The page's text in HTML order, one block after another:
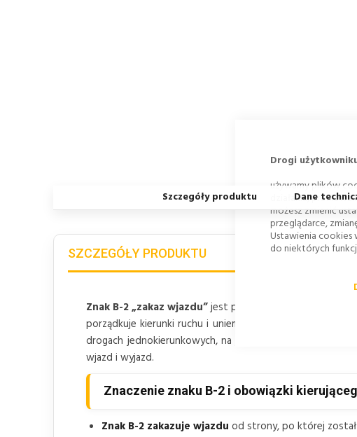
Drogi
używamy plików
działania,
możesz zmienić
przeglądarce,
Ustawienia cookies
do niektórych
Szczegóły produktu Dane
SZCZEGÓŁY PRODUKTU
Znak B-2 „zakaz wjazdu”jest pionowym znakiem
porządkuje kierunki ruchu i uniemożliwia wjazd w
drogach jednokierunkowych, na jezdniach
wjazd i wyjazd.
Znaczenie znaku B-2 i obowiązki
Znak B-2 zakazuje wjazdu od strony, po której